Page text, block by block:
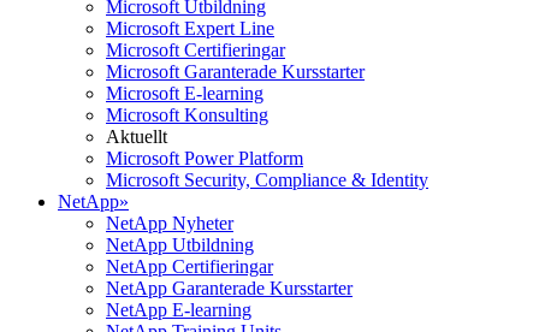
Microsoft Utbildning
Microsoft Expert Line
Microsoft Certifieringar
Microsoft Garanterade Kursstarter
Microsoft E-learning
Microsoft Konsulting
Aktuellt
Microsoft Power Platform
Microsoft Security, Compliance & Identity
NetApp»
NetApp Nyheter
NetApp Utbildning
NetApp Certifieringar
NetApp Garanterade Kursstarter
NetApp E-learning